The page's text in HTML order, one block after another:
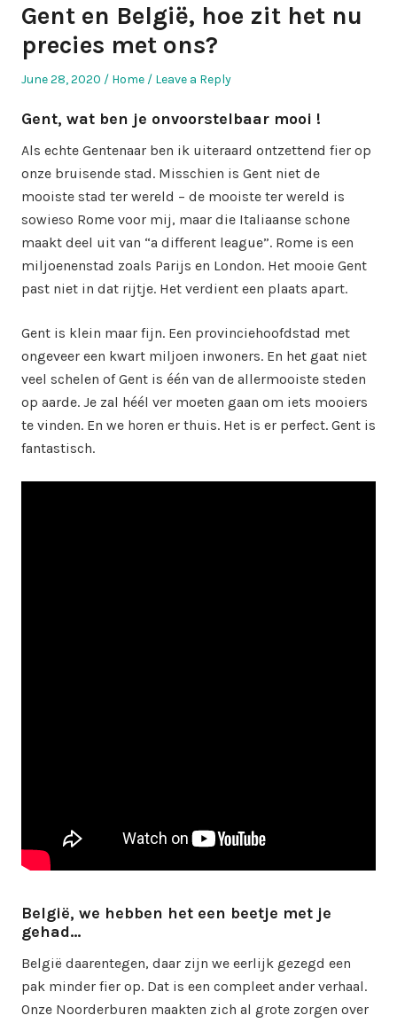
Gent en België, hoe zit het nu
precies met ons?
Posted
June 28, 2020
Posted
Home Leave a Reply
Gent, wat ben je onvoorstelbaar mooi !
Als echte Gentenaar ben ik uiteraard ontzettend fier op
onze bruisende stad. Misschien is Gent niet de
mooiste stad ter wereld – de mooiste ter wereld is
sowieso Rome voor mij, maar die Italiaanse schone
maakt deel uit van “a different league”. Rome is een
miljoenenstad zoals Parijs en London. Het mooie Gent
past niet in dat rijtje. Het verdient een plaats apart.
Gent is klein maar fijn. Een provinciehoofdstad met
ongeveer een kwart miljoen inwoners. En het gaat niet
veel schelen of Gent is één van de allermooiste steden
op aarde. Je zal héél ver moeten gaan om iets mooiers
te vinden. En we horen er thuis. Het is er perfect. Gent is
fantastisch.
België, we hebben het een beetje met je
gehad…
België daarentegen, daar zijn we eerlijk gezegd een
pak minder fier op. Dat is een compleet ander verhaal.
Onze Noorderburen maakten zich al grote zorgen over